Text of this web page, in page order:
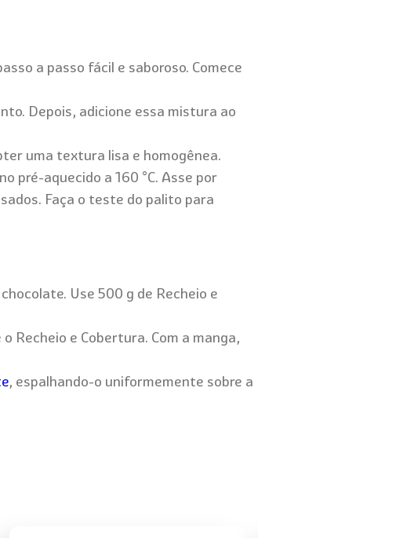
a passo fácil e saboroso. Comece
Depois, adicione essa mistura ao
uma textura lisa e homogênea.
pré-aquecido a 160 °C. Asse por
Faça o teste do palito para
Use 500 g de Recheio e
Recheio e Cobertura. Com a manga,
, espalhando-o uniformemente sobre a